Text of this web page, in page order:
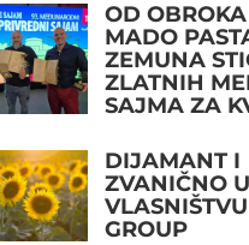
OD
MADO
ZEMUNA
ZLATNIH
SAJMA ZA
DIJAMANT I
ZVANIČNO U
GROUP